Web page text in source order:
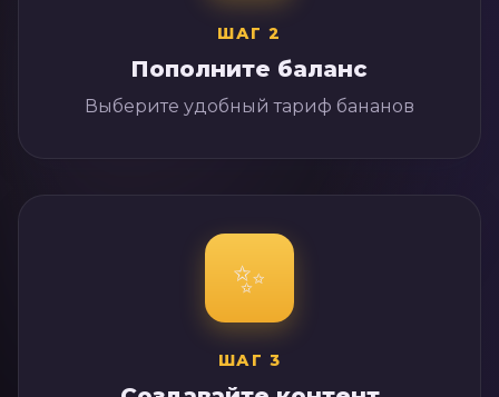
ШАГ2
Пополните баланс
Выберите удобный тариф бананов
✨
ШАГ 3